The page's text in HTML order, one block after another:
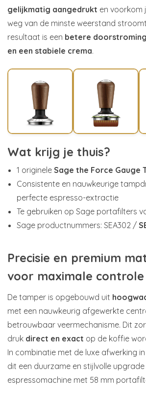
gelijkmatig aangedrukt en voorkom
weg van de minste weerstand
resultaat is een betere
en een stabiele crema.
Wat krijg je thuis?
1 origineleSage the Force Gauge
Consistente en nauwkeurige
perfecte espresso-extractie
Te gebruiken op Sage portafilters
Sage productnummers: SEA302 /
Precisie en premium
voor maximale controle
De tamper is opgebouwd uit
met een nauwkeurig afgewerkte
betrouwbaar veermechanisme. Dit
druk direct en exact op de koffie
In combinatie met de luxe afwerking in
dit een duurzame en stijlvolle
espressomachine met 58 mm